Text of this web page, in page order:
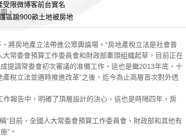
限微博客前台實名
區踰900畝土地被房地
。
房地產立法帶進公眾輿論場。“房地產稅立法是社會普
常委會預算工作委員會和財政部牽頭組織起草，目前正在
提請常委會初次審議的准備工作。這也是繼2013年底，十
稅立法並適時推進改革”之後，迄今為止高層首次對外透
報告中，明確了頂層設計的決心，這也是時隔四年，房
前，全國人大常委會預算工作委員會、財政部和其他有
”。